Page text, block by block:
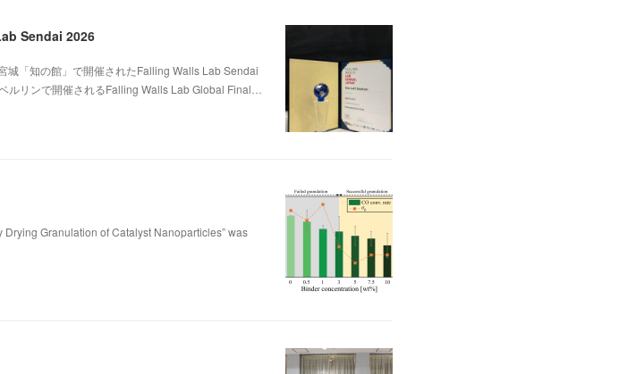
Sendai 2026
城「知の館」で開催されたFalling Walls Lab Sendai
ルリンで開催されるFalling Walls Lab Global Final…
Granulation of Catalyst Nanoparticles” was